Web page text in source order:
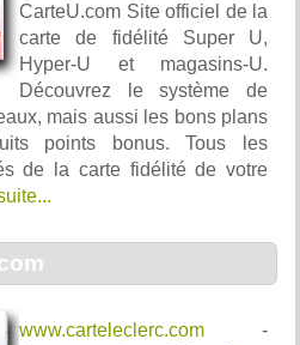
CarteU.com Site officiel de la
carte de fidélité Super U,
Hyper-U et magasins-U.
Découvrez le système de
mais aussi les bons plans
points bonus. Tous les
de la carte fidélité de votre
www.carteleclerc.com -